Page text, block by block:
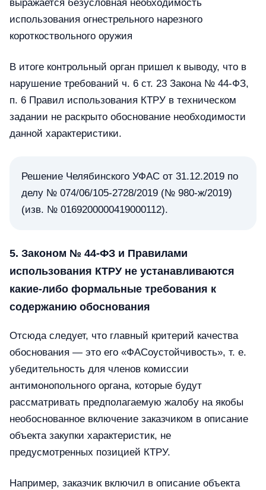
выражается безусловная необходимость
использования огнестрельного нарезного
короткоствольного оружия
В итоге контрольный орган пришел к выводу, что в
нарушение требований ч. 6 ст. 23 Закона № 44-ФЗ,
п. 6 Правил использования КТРУ в техническом
задании не раскрыто обоснование необходимости
данной характеристики.
Решение Челябинского УФАС от 31.12.2019 по
делу № 074/06/105-2728/2019 (№ 980-ж/2019)
(изв. № 0169200000419000112).
5. Законом № 44-ФЗ и Правилами
использования КТРУ не устанавливаются
какие-либо формальные требования к
содержанию обоснования
Отсюда следует, что главный критерий качества
обоснования — это его «ФАСоустойчивость», т. е.
убедительность для членов комиссии
антимонопольного органа, которые будут
рассматривать предполагаемую жалобу на якобы
необоснованное включение заказчиком в описание
объекта закупки характеристик, не
предусмотренных позицией КТРУ.
Например, заказчик включил в описание объекта